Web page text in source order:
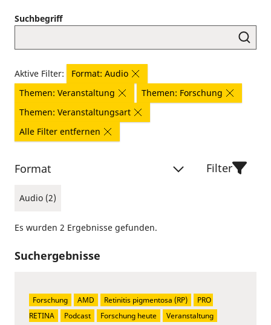
Suchbegriff
Aktive Filter:
Format: Audio
Themen: Veranstaltung
Themen: Forschung
Themen: Veranstaltungsart
Alle Filter entfernen
Format
Audio (2)
Filter
Es wurden 2 Ergebnisse gefunden.
Suchergebnisse
Forschung AMD Retinitis pigmentosa (RP)
PRO
RETINA
Podcast Forschung heute Veranstaltung